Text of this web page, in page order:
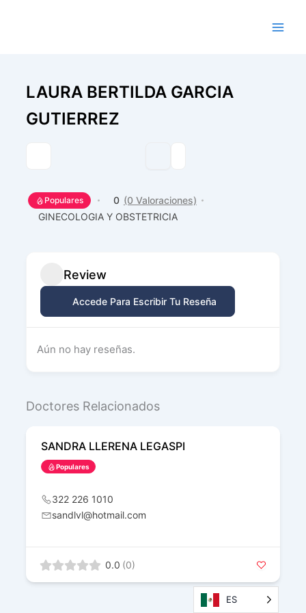
LAURA BERTILDA GARCIA
GUTIERREZ
Populares 0 (0 Valoraciones)
GINECOLOGIA Y OBSTETRICIA
Review
Accede Para Escribir Tu Reseña
Aún no hay reseñas.
Doctores Relacionados
SANDRA LLERENA LEGASPI
Populares
322 226 1010
sandlvl@hotmail.com
0.0 (0)
ES